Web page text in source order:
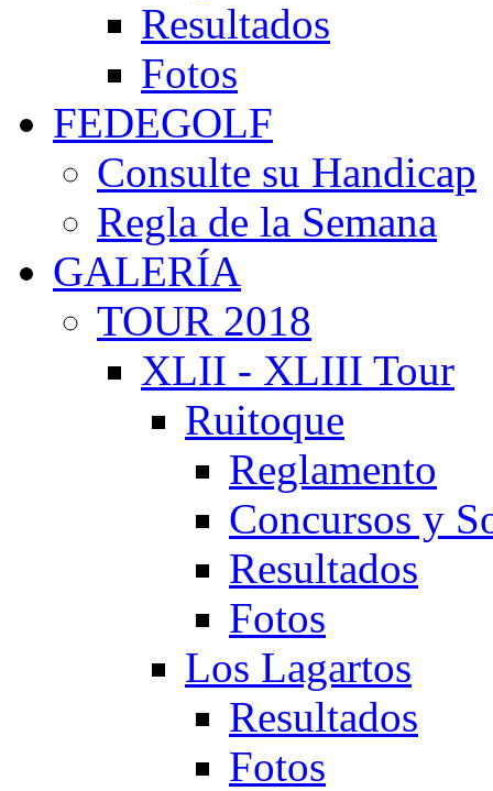
Resultados
Fotos
FEDEGOLF
Consulte su Handicap
Regla de la Semana
GALERÍA
TOUR 2018
XLII - XLIII Tour
Ruitoque
Reglamento
Concursos y
Resultados
Fotos
Los Lagartos
Resultados
Fotos